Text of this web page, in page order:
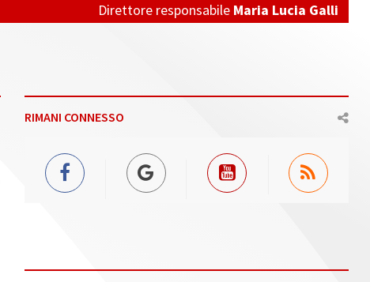
Direttore responsabile Maria Lucia Galli
RIMANI CONNESSO